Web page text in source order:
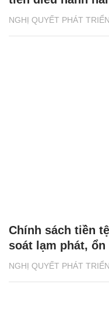
NGHỊ QUYẾT PHÁT
NGHỊ QUYẾT PHÁT
Chính sách tiền
soát lạm phát,